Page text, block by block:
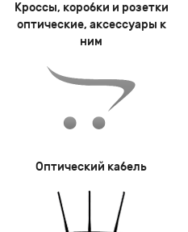
Кроссы, коробки и розетки
оптические, аксессуары к
ним
Оптический кабель